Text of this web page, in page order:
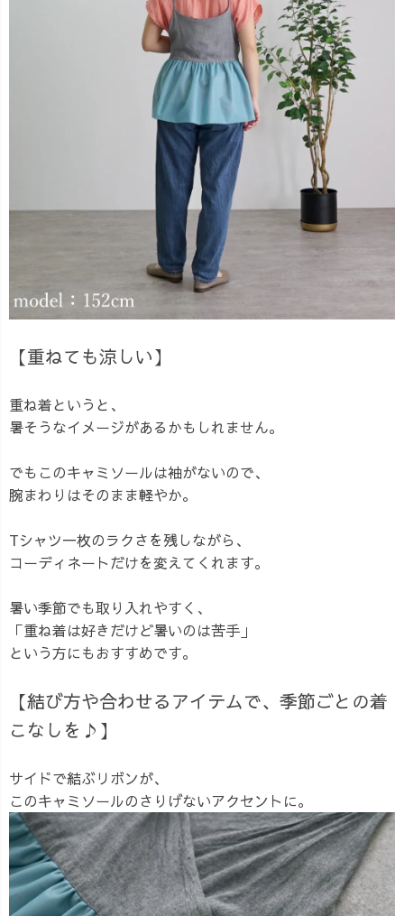
【重ねても涼しい】
重ね着というと、
暑そうなイメージがあるかもしれません。
でもこのキャミソールは袖がないので、
腕まわりはそのまま軽やか。
Tシャツ一枚のラクさを残しながら、
コーディネートだけを変えてくれます。
暑い季節でも取り入れやすく、
「重ね着は好きだけど暑いのは苦手」
という方にもおすすめです。
【結び方や合わせるアイテムで、季節ごとの着
こなしを♪】
サイドで結ぶリボンが、
このキャミソールのさりげないアクセントに。